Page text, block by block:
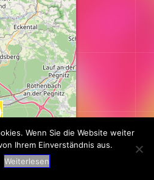
Wenn Sie die Website weiter
Ihrem Einverständnis aus.
Weiterlesen